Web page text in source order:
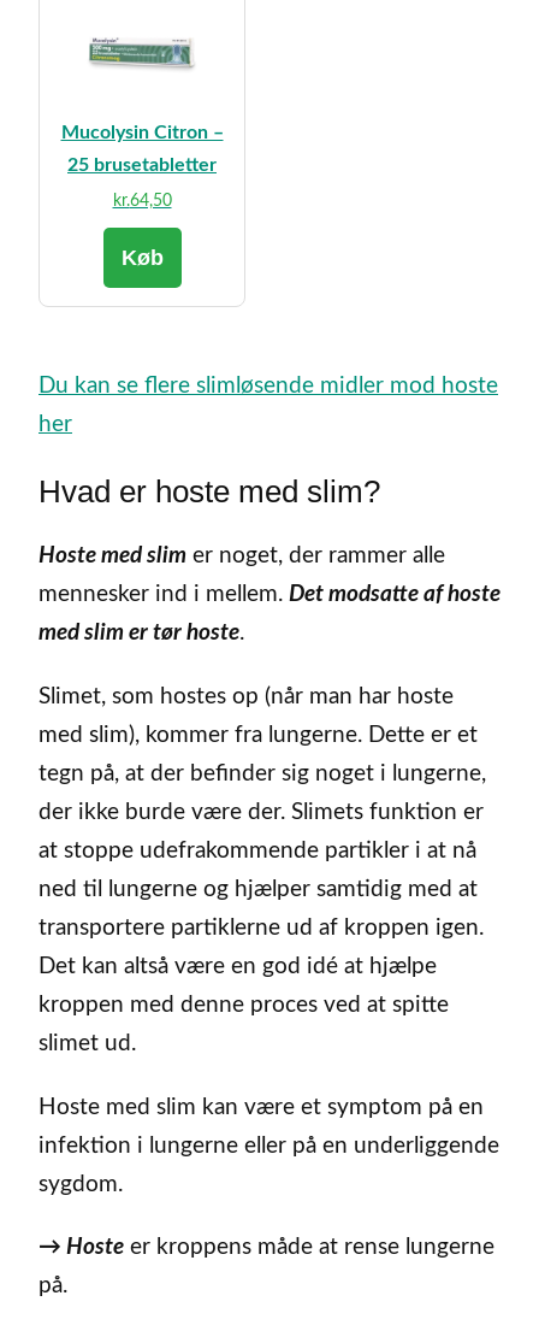
Mucolysin Citron –
25 brusetabletter
kr.64,50
Køb
Du kan se flere slimløsende midler mod hoste
her
Hvad er hoste med slim?
Hoste med slim er noget, der rammer alle
mennesker ind i mellem. Det modsatte af hoste
med slim er tør hoste.
Slimet, som hostes op (når man har hoste
med slim), kommer fra lungerne. Dette er et
tegn på, at der befinder sig noget i lungerne,
der ikke burde være der. Slimets funktion er
at stoppe udefrakommende partikler i at nå
ned til lungerne og hjælper samtidig med at
transportere partiklerne ud af kroppen igen.
Det kan altså være en god idé at hjælpe
kroppen med denne proces ved at spitte
slimet ud.
Hoste med slim kan være et symptom på en
infektion i lungerne eller på en underliggende
sygdom.
→ Hoste er kroppens måde at rense lungerne
på.